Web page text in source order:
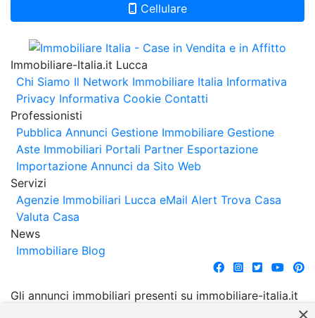
Cellulare
Immobiliare-Italia.it Lucca
Chi Siamo Il Network Immobiliare Italia Informativa
Privacy Informativa Cookie Contatti
Professionisti
Pubblica Annunci Gestione Immobiliare Gestione
Aste Immobiliari Portali Partner Esportazione
Importazione Annunci da Sito Web
Servizi
Agenzie Immobiliari Lucca eMail Alert Trova Casa
Valuta Casa
News
Immobiliare Blog
Gli annunci immobiliari presenti su immobiliare-italia.it